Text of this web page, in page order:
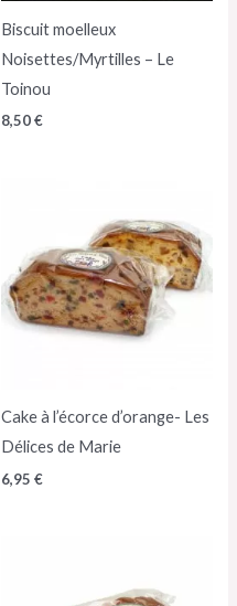
Biscuit moelleux
Noisettes/Myrtilles – Le
Toinou
8,50€
Cake à l’écorce d’orange- Les
Délices de Marie
6,95 €